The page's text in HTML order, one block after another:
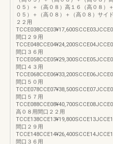
０５）＋（高０８）高１６（高０８）
０５）＋（高０８）＋（高０８）サイ
２２用
間口２９用
間口３６用
間口４３用
間口５０用
間口５７用
高０８用間口２２用
間口２９用
間口３６用